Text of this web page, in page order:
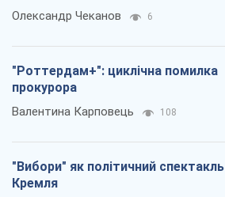
Олександр Чеканов 6
"Роттердам+": циклічна помилка
прокурора
Валентина Карповець 108
"Вибори" як політичний спектакль
Кремля